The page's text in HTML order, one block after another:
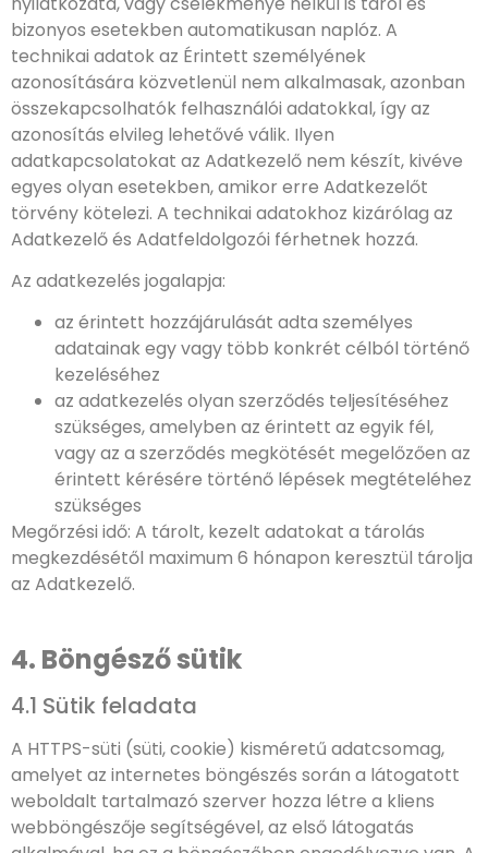
bizonyos esetekben automatikusan naplóz. A
technikai adatok az Érintett személyének
azonosítására közvetlenül nem alkalmasak, azonban
összekapcsolhatók felhasználói adatokkal, így az
azonosítás elvileg lehetővé válik. Ilyen
adatkapcsolatokat az Adatkezelő nem készít, kivéve
egyes olyan esetekben, amikor erre Adatkezelőt
törvény kötelezi. A technikai adatokhoz kizárólag az
Adatkezelő és Adatfeldolgozói férhetnek hozzá.
Az adatkezelés jogalapja:
az érintett hozzájárulását adta személyes
adatainak egy vagy több konkrét célból történő
kezeléséhez
az adatkezelés olyan szerződés teljesítéséhez
szükséges, amelyben az érintett az egyik fél,
vagy az a szerződés megkötését megelőzően az
érintett kérésére történő lépések megtételéhez
szükséges
Megőrzési idő: A tárolt, kezelt adatokat a tárolás
megkezdésétől maximum 6 hónapon keresztül tárolja
az Adatkezelő.
4. Böngésző sütik
4.1 Sütik feladata
A HTTPS-süti (süti, cookie) kisméretű adatcsomag,
amelyet az internetes böngészés során a látogatott
weboldalt tartalmazó szerver hozza létre a kliens
webböngészője segítségével, az első látogatás